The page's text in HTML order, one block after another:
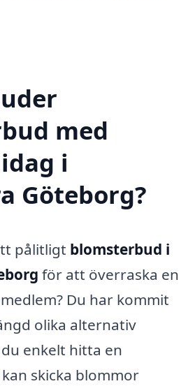
med
i
Göteborg?
pålitligt blomsterbud i
för att överraska en
Du har kommit
olika alternativ
enkelt hitta en
skicka blommor